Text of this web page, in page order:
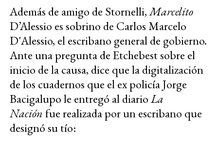
Además de amigo de Stornelli,Marcelito
D’Alessio es sobrino de Carlos Marcelo
D'Alessio, el escribano general de gobierno.
Ante una pregunta de Etchebest sobre el
inicio de la causa, dice que la digitalización
de los cuadernos que el ex policía Jorge
Bacigalupo le entregó al diarioLa
Naciónfue realizada por un escribano que
designó su tío: